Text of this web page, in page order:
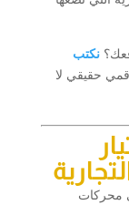
نكتب
حقيقي لا
محركات